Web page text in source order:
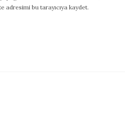
adresimi bu tarayıcıya kaydet.